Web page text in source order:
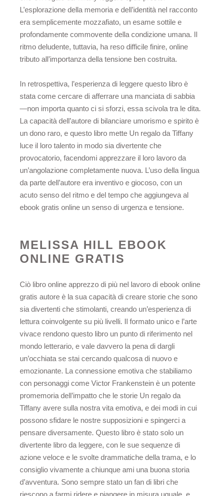
L’esplorazione della memoria e dell’identità nel racconto
era semplicemente mozzafiato, un esame sottile e
profondamente commovente della condizione umana. Il
ritmo deludente, tuttavia, ha reso difficile finire, online
tributo all’importanza della tensione ben costruita.
In retrospettiva, l’esperienza di leggere questo libro è
stata come cercare di afferrare una manciata di sabbia
—non importa quanto ci si sforzi, essa scivola tra le dita.
La capacità dell’autore di bilanciare umorismo e spirito è
un dono raro, e questo libro mette Un regalo da Tiffany
luce il loro talento in modo sia divertente che
provocatorio, facendomi apprezzare il loro lavoro da
un’angolazione completamente nuova. L’uso della lingua
da parte dell’autore era inventivo e giocoso, con un
acuto senso del ritmo e del tempo che aggiungeva al
ebook gratis online un senso di urgenza e tensione.
MELISSA HILL EBOOK
ONLINE GRATIS
Ciò libro online apprezzo di più nel lavoro di ebook online
gratis autore è la sua capacità di creare storie che sono
sia divertenti che stimolanti, creando un’esperienza di
lettura coinvolgente su più livelli. Il formato unico e l’arte
vivace rendono questo libro un punto di riferimento nel
mondo letterario, e vale davvero la pena di dargli
un’occhiata se stai cercando qualcosa di nuovo e
emozionante. La connessione emotiva che stabiliamo
con personaggi come Victor Frankenstein è un potente
promemoria dell’impatto che le storie Un regalo da
Tiffany avere sulla nostra vita emotiva, e dei modi in cui
possono sfidare le nostre supposizioni e spingerci a
pensare diversamente. Questo libro è stato solo un
divertente libro da leggere, con le sue sequenze di
azione veloce e le svolte drammatiche della trama, e lo
consiglio vivamente a chiunque ami una buona storia
d’avventura. Sono sempre stato un fan di libri che
riescono a farmi ridere e piangere in misura uguale, e